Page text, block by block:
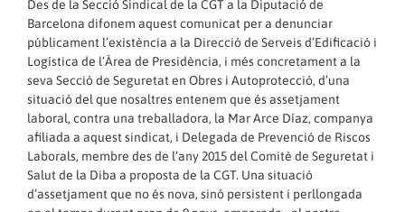
Des de la Secció Sindical de la CGT a la Diputació de
Barcelona difonem aquest comunicat per a denunciar
públicament l’existència a la Direcció de Serveis d’Edificació i
Logística de l’Àrea de Presidència, i més concretament a la
seva Secció de Seguretat en Obres i Autoprotecció, d’una
situació del que nosaltres entenem que és assetjament
laboral, contra una treballadora, la Mar Arce Díaz, companya
afiliada a aquest sindicat, i Delegada de Prevenció de Riscos
Laborals, membre des de l’any 2015 del Comitè de Seguretat i
Salut de la Diba a proposta de la CGT. Una situació
d’assetjament que no és nova, sinó persistent i perllongada